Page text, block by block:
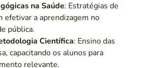
na Saúde: Estratégias de
efetivar a aprendizagem no
pública.
Científica: Ensino das
capacitando os alunos para
relevante.